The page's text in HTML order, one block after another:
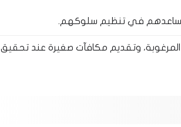
ويساعدهم في تنظيم سلوكهم.
المرغوبة، وتقديم مكافآت صغيرة عند تحقيق